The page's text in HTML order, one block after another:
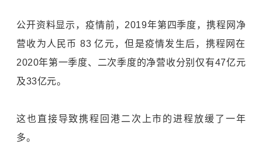
公开资料显示，疫情前，2019年第四季度，携程网净
营收为人民币 83 亿元，但是疫情发生后，携程网在
2020年第一季度、二次季度的净营收分别仅有47亿元
及33亿元。
这也直接导致携程回港二次上市的进程放缓了一年
多。